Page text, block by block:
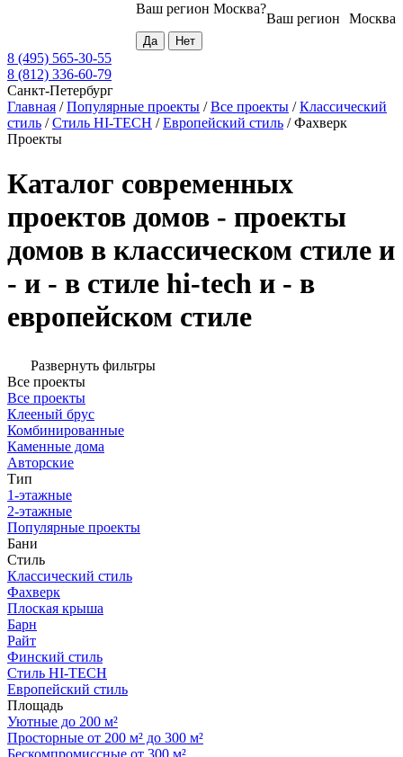
Москва
Ваш регион
Ваш регион Москва?
8 (495) 565-30-55
8 (812) 336-60-79
Санкт-Петербург
Главная /Популярные проекты /Все проекты /Классический
стиль /Стиль HI-TECH /Европейский стиль /Фахверк
Проекты
Каталог современных
проектов домов - проекты
домов в классическом стиле и
- и - в стиле hi-tech и - в
европейском стиле
Развернуть фильтры
Все проекты
Все проекты
Клееный брус
Комбинированные
Каменные дома
Авторские
Тип
1-этажные
2-этажные
Популярные проекты
Бани
Стиль
Классический стиль
Фахверк
Плоская крыша
Барн
Райт
Финский стиль
Стиль HI-TECH
Европейский стиль
Площадь
Уютные до 200 м²
Просторные от 200 м² до 300 м²